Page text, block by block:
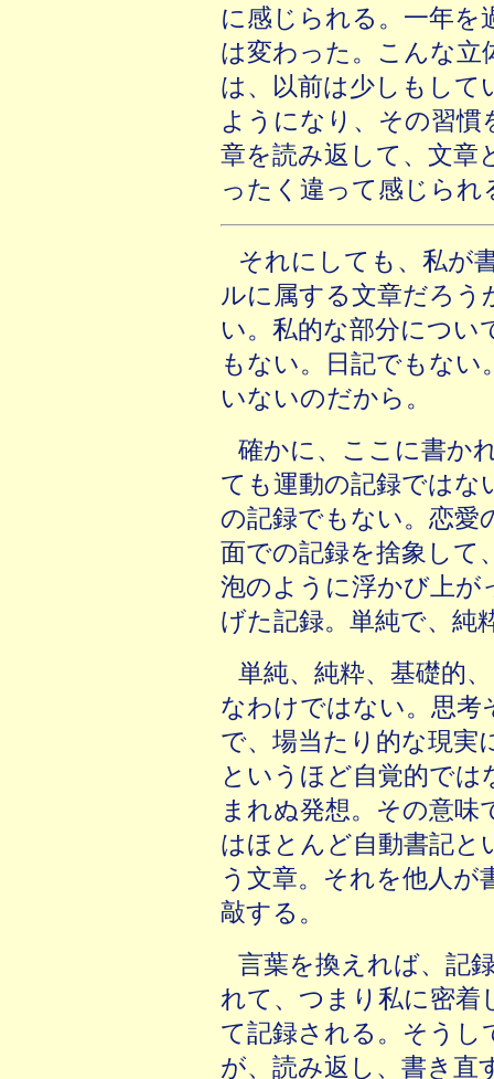
に感じられる。一年を
は変わった。こんな立
は、以前は少しもして
ようになり、その習慣
章を読み返して、文章
ったく違って感じら
それにしても、私が
ルに属する文章だろう
い。私的な部分につい
もない。日記でもな
いないのだから。
確かに、ここに書か
ても運動の記録ではな
の記録でもない。恋愛
面での記録を捨象して
泡のように浮かび上が
げた記録。単純で、純
単純、純粋、基礎的
なわけではない。思考
で、場当たり的な現実
というほど自覚的で
まれぬ発想。その意味
はほとんど自動書記と
う文章。それを他人が
敲する。
言葉を換えれば、記
れて、つまり私に密着
て記録される。そうし
が、読み返し、書き直